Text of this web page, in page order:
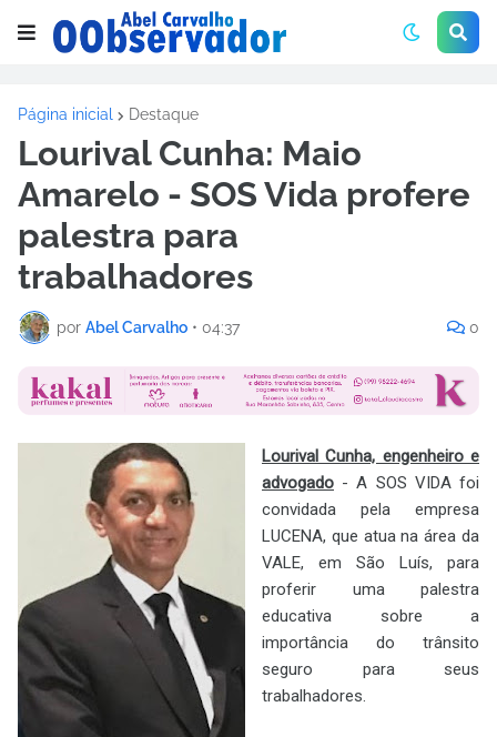
Página inicial Destaque
Lourival Cunha: Maio
Amarelo - SOS Vida profere
palestra para
trabalhadores
por Abel Carvalho • 04:37 0
Lourival Cunha, engenheiro e
advogado - A SOS VIDA foi
convidada pela empresa
LUCENA, que atua na área da
VALE, em São Luís, para
proferir uma palestra
educativa sobre a
importância do trânsito
seguro para seus
trabalhadores.